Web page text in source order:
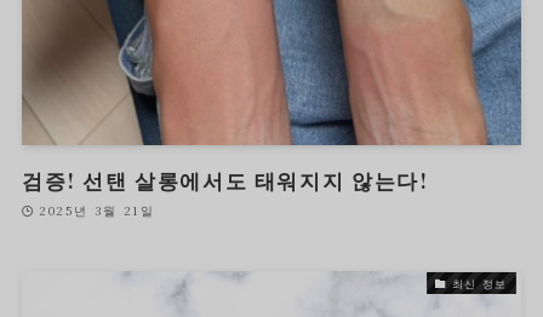
검증! 선탠 살롱에서도 태워지지 않는다!
2025년 3월 21일
최신 정보